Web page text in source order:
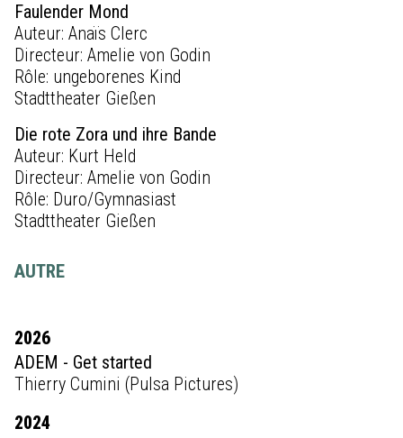
Faulender Mond
Auteur: Anaïs Clerc
Directeur: Amelie von Godin
Rôle: ungeborenes Kind
Stadttheater Gießen
Die rote Zora und ihre Bande
Auteur: Kurt Held
Directeur: Amelie von Godin
Rôle: Duro/Gymnasiast
Stadttheater Gießen
AUTRE
2026
ADEM - Get started
Thierry Cumini (Pulsa Pictures)
2024